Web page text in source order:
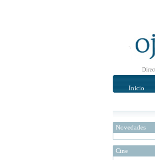
Inicio
Novedades
Cine